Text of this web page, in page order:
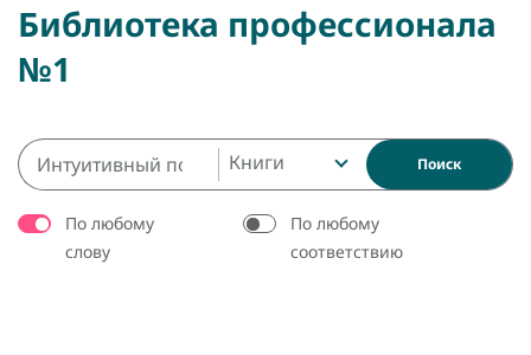
Библиотека профессионала
№1
Книги Поиск
По любому
слову
По любому
соответствию